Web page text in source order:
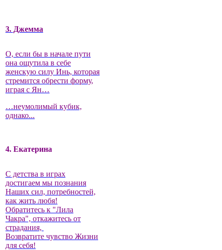
3. Джемма
О, если бы в начале пути
она ощутила в себе
женскую силу Инь, которая
стремится обрести форму,
играя с Ян…
…неумолимый кубик,
однако...
4. Екатерина
С детства в играх
достигаем мы познания
Наших сил, потребностей,
как жить любя!
Обратитесь к "Лила
Чакра", откажитесь от
страдания,
Возвратите чувство Жизни
для себя!